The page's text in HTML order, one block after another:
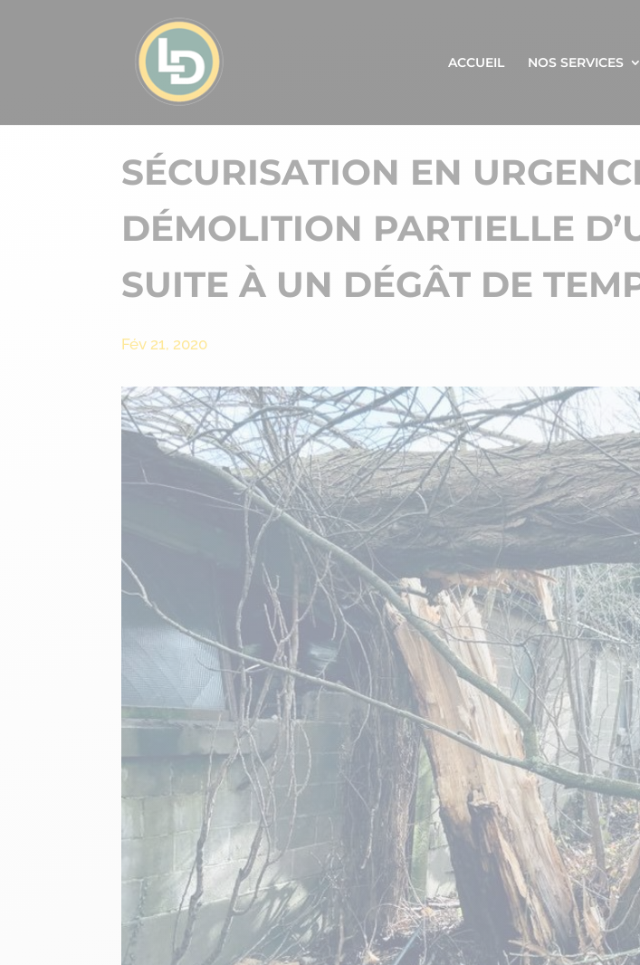
ACCUEIL NOS SERVICES
SÉCURISATION EN
DÉMOLITION PARTIELLE
SUITE À UN DÉGÂT DE
Fév 21, 2020